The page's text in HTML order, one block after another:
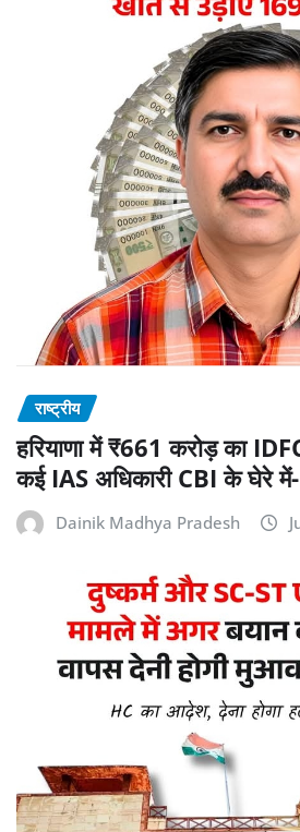
राष्ट्रीय
हरियाणा में ₹661 करोड़ का
कई IAS अधिकारी CBI के घेरे
Dainik Madhya Pradesh